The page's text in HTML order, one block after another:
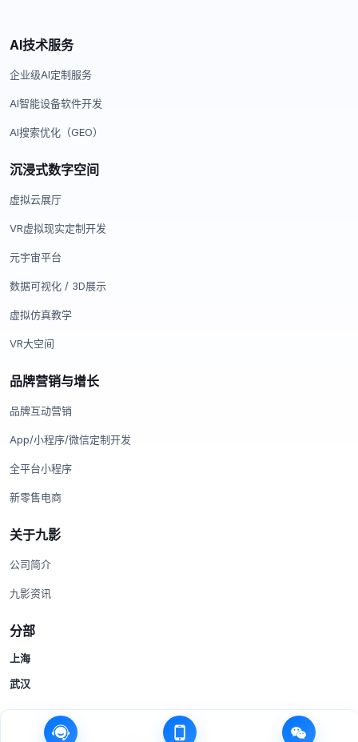
AI技术服务
企业级AI定制服务
AI智能设备软件开发
AI搜索优化（GEO）
沉浸式数字空间
虚拟云展厅
VR虚拟现实定制开发
元宇宙平台
数据可视化 / 3D展示
虚拟仿真教学
VR大空间
品牌营销与增长
品牌互动营销
App/小程序/微信定制开发
全平台小程序
新零售电商
关于九影
公司简介
九影资讯
分部
上海
武汉
© 2014-2026 上海九影网络科技有限公司 · 9shadow.com